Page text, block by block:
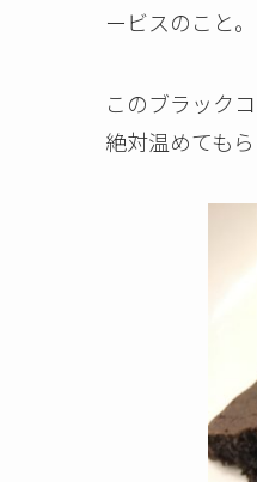
ービスのこと。
このブラック
絶対温めても